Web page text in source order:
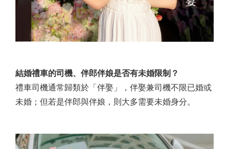
結婚禮車的司機、伴郎伴娘是否有未婚限制？
禮車司機通常歸類於「伴娶」，伴娶兼司機不限已婚或
未婚；但若是伴郎與伴娘，則大多需要未婚身分。